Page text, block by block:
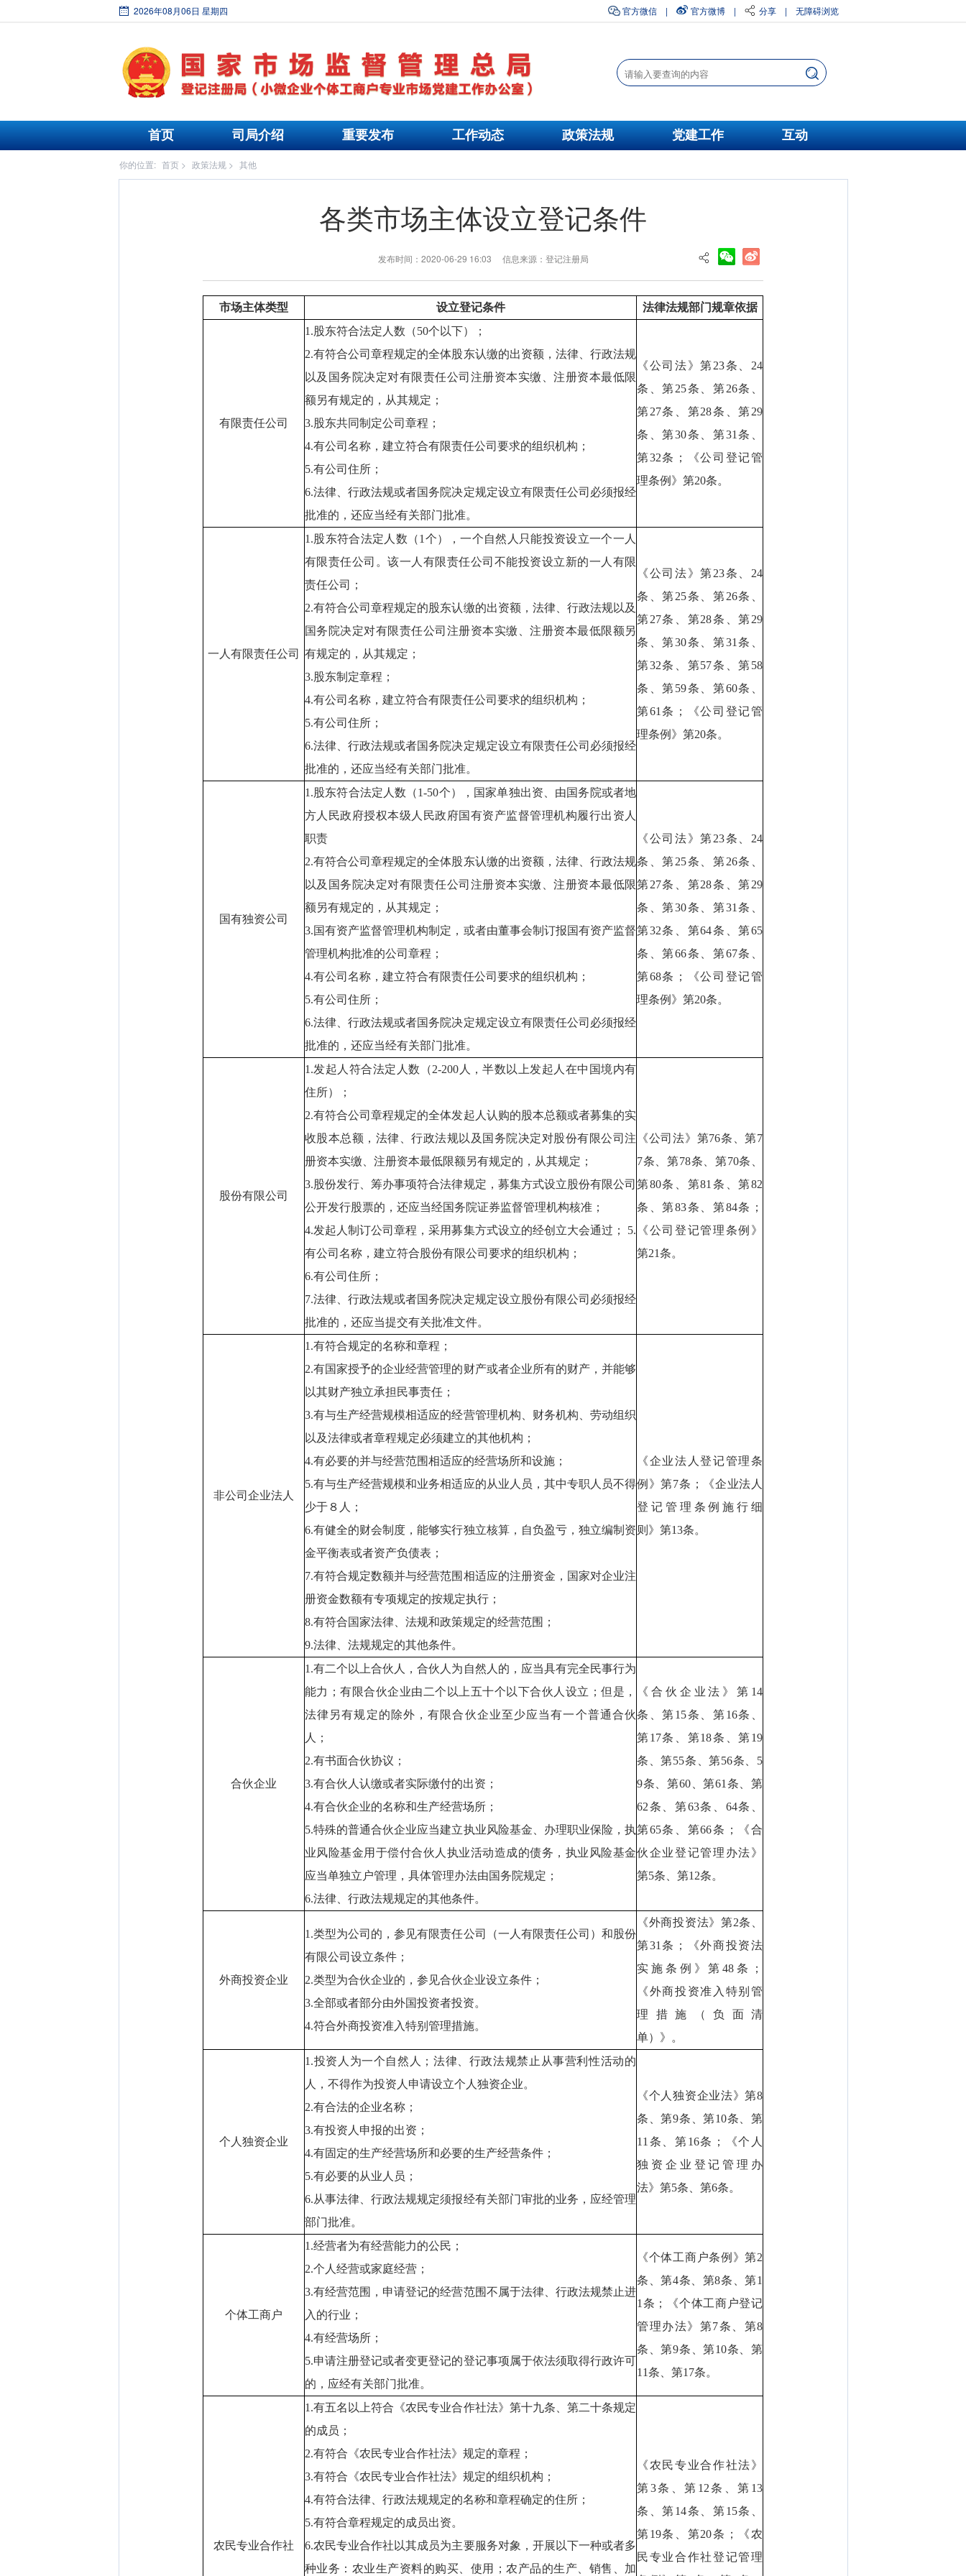
2026年08月06日 星期四 官方微信 | 官方微博 | 分享 | 无障碍浏览
首页 司局介绍 重要发布 工作动态 政策法规 党建工作 互动
你的位置: 首页> 政策法规> 其他
各类市场主体设立登记条件
发布时间：2020-06-29 16:03 信息来源：登记注册局
市场主体类型 设立登记条件 法律法规部门规章依据
有限责任公司
1.股东符合法定人数（50个以下）；
2.有符合公司章程规定的全体股东认缴的出资额，法律、行政法规
以及国务院决定对有限责任公司注册资本实缴、注册资本最低限
额另有规定的，从其规定；
3.股东共同制定公司章程；
4.有公司名称，建立符合有限责任公司要求的组织机构；
5.有公司住所；
6.法律、行政法规或者国务院决定规定设立有限责任公司必须报经
批准的，还应当经有关部门批准。
《公司法》第23条、24
条、第25条、第26条、
第27条、第28条、第29
条、第30条、第31条、
第32条；《公司登记管
理条例》第20条。
一人有限责任公司
1.股东符合法定人数（1个），一个自然人只能投资设立一个一人
有限责任公司。该一人有限责任公司不能投资设立新的一人有限
责任公司；
2.有符合公司章程规定的股东认缴的出资额，法律、行政法规以及
国务院决定对有限责任公司注册资本实缴、注册资本最低限额另
有规定的，从其规定；
3.股东制定章程；
4.有公司名称，建立符合有限责任公司要求的组织机构；
5.有公司住所；
6.法律、行政法规或者国务院决定规定设立有限责任公司必须报经
批准的，还应当经有关部门批准。
《公司法》第23条、24
条、第25条、第26条、
第27条、第28条、第29
条、第30条、第31条、
第32条、第57条、第58
条、第59条、第60条、
第61条；《公司登记管
理条例》第20条。
国有独资公司
1.股东符合法定人数（1-50个），国家单独出资、由国务院或者地
方人民政府授权本级人民政府国有资产监督管理机构履行出资人
职责
2.有符合公司章程规定的全体股东认缴的出资额，法律、行政法规
以及国务院决定对有限责任公司注册资本实缴、注册资本最低限
额另有规定的，从其规定；
3.国有资产监督管理机构制定，或者由董事会制订报国有资产监督
管理机构批准的公司章程；
4.有公司名称，建立符合有限责任公司要求的组织机构；
5.有公司住所；
6.法律、行政法规或者国务院决定规定设立有限责任公司必须报经
批准的，还应当经有关部门批准。
《公司法》第23条、24
条、第25条、第26条、
第27条、第28条、第29
条、第30条、第31条、
第32条、第64条、第65
条、第66条、第67条、
第68条；《公司登记管
理条例》第20条。
股份有限公司
1.发起人符合法定人数（2-200人，半数以上发起人在中国境内有
住所）；
2.有符合公司章程规定的全体发起人认购的股本总额或者募集的实
收股本总额，法律、行政法规以及国务院决定对股份有限公司注
册资本实缴、注册资本最低限额另有规定的，从其规定；
3.股份发行、筹办事项符合法律规定，募集方式设立股份有限公司
公开发行股票的，还应当经国务院证券监督管理机构核准；
4.发起人制订公司章程，采用募集方式设立的经创立大会通过； 5.
有公司名称，建立符合股份有限公司要求的组织机构；
6.有公司住所；
7.法律、行政法规或者国务院决定规定设立股份有限公司必须报经
批准的，还应当提交有关批准文件。
《公司法》第76条、第7
7条、第78条、第70条、
第80条、第81条、第82
条、第83条、第84条；
《公司登记管理条例》
第21条。
非公司企业法人
1.有符合规定的名称和章程；
2.有国家授予的企业经营管理的财产或者企业所有的财产，并能够
以其财产独立承担民事责任；
3.有与生产经营规模相适应的经营管理机构、财务机构、劳动组织
以及法律或者章程规定必须建立的其他机构；
4.有必要的并与经营范围相适应的经营场所和设施；
5.有与生产经营规模和业务相适应的从业人员，其中专职人员不得
少于８人；
6.有健全的财会制度，能够实行独立核算，自负盈亏，独立编制资
金平衡表或者资产负债表；
7.有符合规定数额并与经营范围相适应的注册资金，国家对企业注
册资金数额有专项规定的按规定执行；
8.有符合国家法律、法规和政策规定的经营范围；
9.法律、法规规定的其他条件。
《企业法人登记管理条
例》第7条；《企业法人
登记管理条例施行细
则》第13条。
合伙企业
1.有二个以上合伙人，合伙人为自然人的，应当具有完全民事行为
能力；有限合伙企业由二个以上五十个以下合伙人设立；但是，
法律另有规定的除外，有限合伙企业至少应当有一个普通合伙
人；
2.有书面合伙协议；
3.有合伙人认缴或者实际缴付的出资；
4.有合伙企业的名称和生产经营场所；
5.特殊的普通合伙企业应当建立执业风险基金、办理职业保险，执
业风险基金用于偿付合伙人执业活动造成的债务，执业风险基金
应当单独立户管理，具体管理办法由国务院规定；
6.法律、行政法规规定的其他条件。
《合伙企业法》第14
条、第15条、第16条、
第17条、第18条、第19
条、第55条、第56条、5
9条、第60、第61条、第
62条、第63条、64条、
第65条、第66条；《合
伙企业登记管理办法》
第5条、第12条。
外商投资企业
1.类型为公司的，参见有限责任公司（一人有限责任公司）和股份
有限公司设立条件；
2.类型为合伙企业的，参见合伙企业设立条件；
3.全部或者部分由外国投资者投资。
4.符合外商投资准入特别管理措施。
《外商投资法》第2条、
第31条；《外商投资法
实施条例》第48条；
《外商投资准入特别管
理措施（负面清
单）》。
个人独资企业
1.投资人为一个自然人；法律、行政法规禁止从事营利性活动的
人，不得作为投资人申请设立个人独资企业。
2.有合法的企业名称；
3.有投资人申报的出资；
4.有固定的生产经营场所和必要的生产经营条件；
5.有必要的从业人员；
6.从事法律、行政法规规定须报经有关部门审批的业务，应经管理
部门批准。
《个人独资企业法》第8
条、第9条、第10条、第
11条、第16条；《个人
独资企业登记管理办
法》第5条、第6条。
个体工商户
1.经营者为有经营能力的公民；
2.个人经营或家庭经营；
3.有经营范围，申请登记的经营范围不属于法律、行政法规禁止进
入的行业；
4.有经营场所；
5.申请注册登记或者变更登记的登记事项属于依法须取得行政许可
的，应经有关部门批准。
《个体工商户条例》第2
条、第4条、第8条、第1
1条；《个体工商户登记
管理办法》第7条、第8
条、第9条、第10条、第
11条、第17条。
农民专业合作社
1.有五名以上符合《农民专业合作社法》第十九条、第二十条规定
的成员；
2.有符合《农民专业合作社法》规定的章程；
3.有符合《农民专业合作社法》规定的组织机构；
4.有符合法律、行政法规规定的名称和章程确定的住所；
5.有符合章程规定的成员出资。
6.农民专业合作社以其成员为主要服务对象，开展以下一种或者多
种业务：农业生产资料的购买、使用；农产品的生产、销售、加
《农民专业合作社法》
第3条、第12条、第13
条、第14条、第15条、
第19条、第20条；《农
民专业合作社登记管理